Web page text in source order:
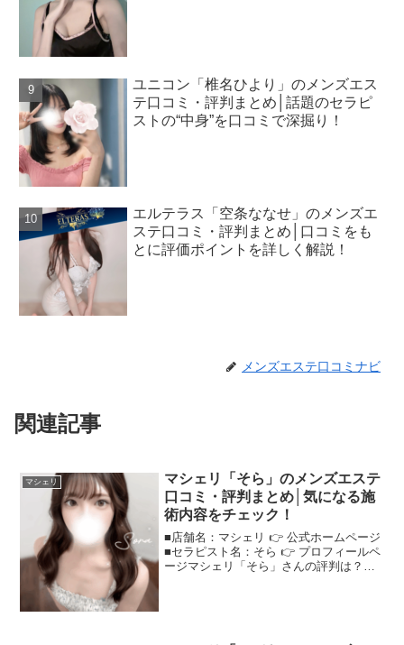
ユニコン「椎名ひより」のメンズエス
テ口コミ・評判まとめ│話題のセラピ
ストの“中身”を口コミで深掘り！
エルテラス「空条ななせ」のメンズエ
ステ口コミ・評判まとめ│口コミをも
とに評価ポイントを詳しく解説！
メンズエステ口コミナビ
関連記事
マシェリ
マシェリ「そら」のメンズエステ
口コミ・評判まとめ│気になる施
術内容をチェック！
■店舗名：マシェリ 👉 公式ホームページ
■セラピスト名：そら 👉 プロフィールペ
ージマシェリ「そら」さんの評判は？ネ